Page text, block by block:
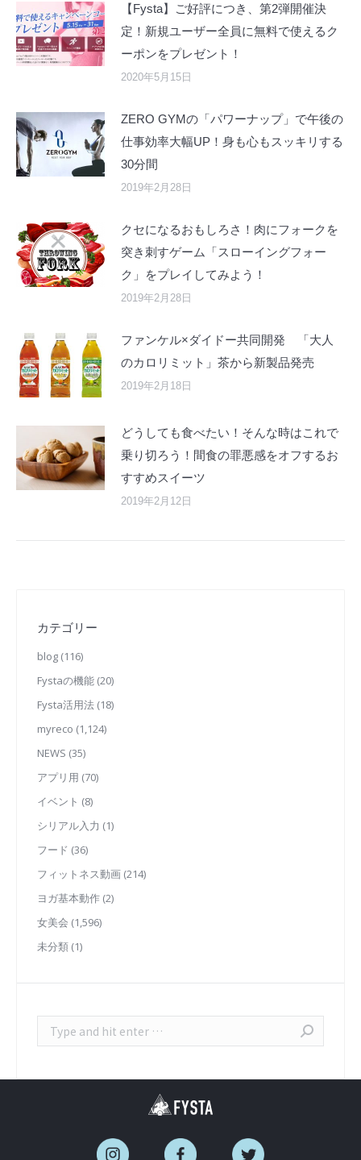
【Fysta】ご好評につき、第2弾開催決
定！新規ユーザー全員に無料で使えるク
ーポンをプレゼント！
2020年5月15日
ZERO GYMの「パワーナップ」で午後の
仕事効率大幅UP！身も心もスッキリする
30分間
2019年2月28日
クセになるおもしろさ！肉にフォークを
突き刺すゲーム「スローイングフォー
ク」をプレイしてみよう！
2019年2月28日
ファンケル×ダイドー共同開発 「大人
のカロリミット」茶から新製品発売
2019年2月18日
どうしても食べたい！そんな時はこれで
乗り切ろう！間食の罪悪感をオフするお
すすめスイーツ
2019年2月12日
カテゴリー
blog (116)
Fystaの機能 (20)
Fysta活用法 (18)
myreco (1,124)
NEWS (35)
アプリ用 (70)
イベント (8)
シリアル入力 (1)
フード (36)
フィットネス動画 (214)
ヨガ基本動作 (2)
女美会 (1,596)
未分類 (1)
Search: